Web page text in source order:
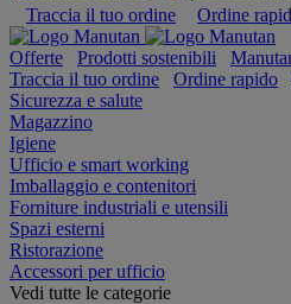
Traccia il tuo ordine
Ordine
Offerte Prodotti sostenibili
Traccia il tuo ordine
Ordine rapido
Sicurezza e salute
Magazzino
Igiene
Ufficio e smart working
Imballaggio e contenitori
Forniture industriali e utensili
Spazi esterni
Ristorazione
Accessori per ufficio
Vedi tutte le categorie